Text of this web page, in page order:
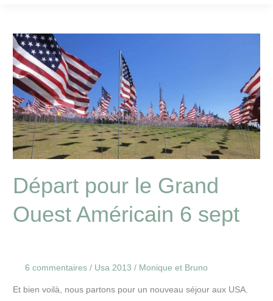
Départ pour le Grand
Ouest Américain 6 sept
6 commentaires / Usa 2013 / Monique et Bruno
Et bien voilà, nous partons pour un nouveau séjour aux USA.
Départ
pour
le
Grand
Ouest
Américain
6
sept